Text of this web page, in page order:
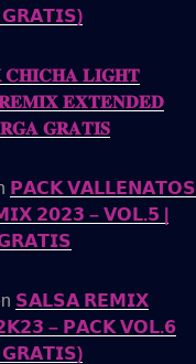
𝐋𝐈𝐆𝐇𝐓
𝐄𝐗𝐓𝐄𝐍𝐃𝐄𝐃
𝐆𝐑𝐀𝐓𝐈𝐒
𝗣𝗔𝗖𝗞 𝗩𝗔𝗟𝗟𝗘𝗡𝗔𝗧𝗢𝗦
𝟮𝟬𝟮𝟯 – 𝗩𝗢𝗟.𝟱 |
𝗦𝗔𝗟𝗦𝗔 𝗥𝗘𝗠𝗜𝗫
– 𝗣𝗔𝗖𝗞 𝗩𝗢𝗟.𝟲